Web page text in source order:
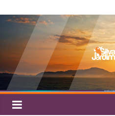
para
conteúdo
Silva
Jardim